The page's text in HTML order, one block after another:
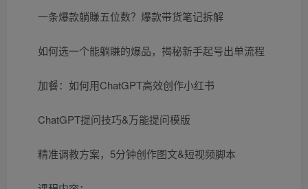
一条爆款躺賺五位数？爆款带货笔记拆解
如何选一个能躺賺的爆品，揭秘新手起号出单流程
加餐：如何用ChatGPT高效创作小红书
ChatGPT提问技巧&万能提问模版
精准调教方案，5分钟创作图文&短视频脚本